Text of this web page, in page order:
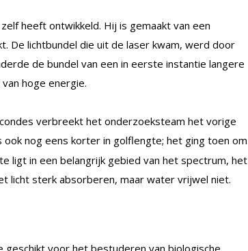
heeft ontwikkeld. Hij is gemaakt van een
De lichtbundel die uit de laser kwam, werd door
de bundel van een in eerste instantie langere
hoge energie.
verbreekt het onderzoeksteam het vorige
ook nog eens korter in golflengte; het ging toen om
ligt in een belangrijk gebied van het spectrum, het
licht sterk absorberen, maar water vrijwel niet.
voor het bestuderen van biologische